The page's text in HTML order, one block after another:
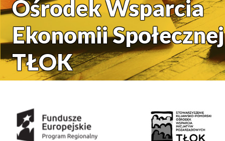
Ośrodek Wsparcia
Ekonomii Społecznej
TŁOK